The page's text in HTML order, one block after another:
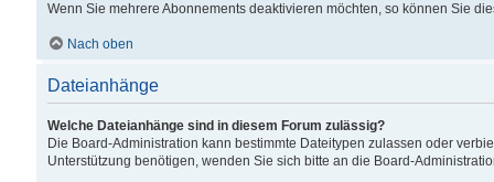
Wenn Sie mehrere Abonnements deaktivieren möchten, so können Sie
Nach oben
Dateianhänge
Welche Dateianhänge sind in diesem Forum zulässig?
Die Board-Administration kann bestimmte Dateitypen zulassen oder
Unterstützung benötigen, wenden Sie sich bitte an die Board-